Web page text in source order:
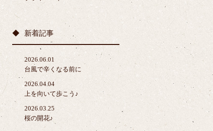
新着記事
2026.06.01
台風で辛くなる前に
2026.04.04
上を向いて歩こう♪
2026.03.25
桜の開花♪